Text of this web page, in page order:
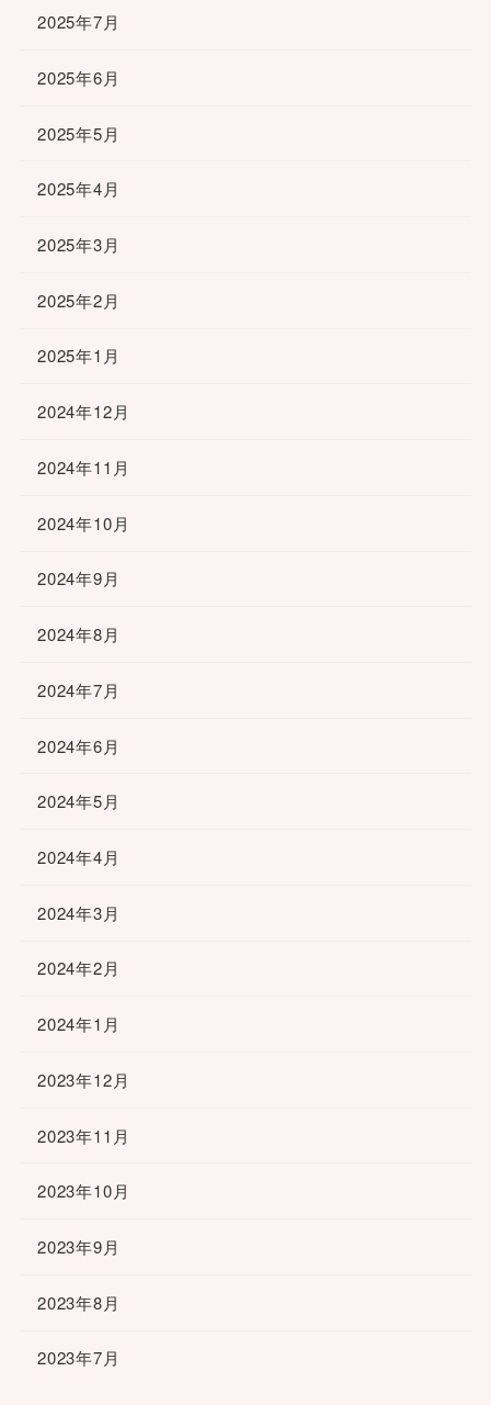
2025年7月
2025年6月
2025年5月
2025年4月
2025年3月
2025年2月
2025年1月
2024年12月
2024年11月
2024年10月
2024年9月
2024年8月
2024年7月
2024年6月
2024年5月
2024年4月
2024年3月
2024年2月
2024年1月
2023年12月
2023年11月
2023年10月
2023年9月
2023年8月
2023年7月